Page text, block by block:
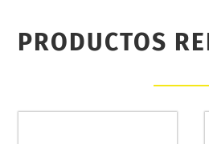
PRODUCTOS